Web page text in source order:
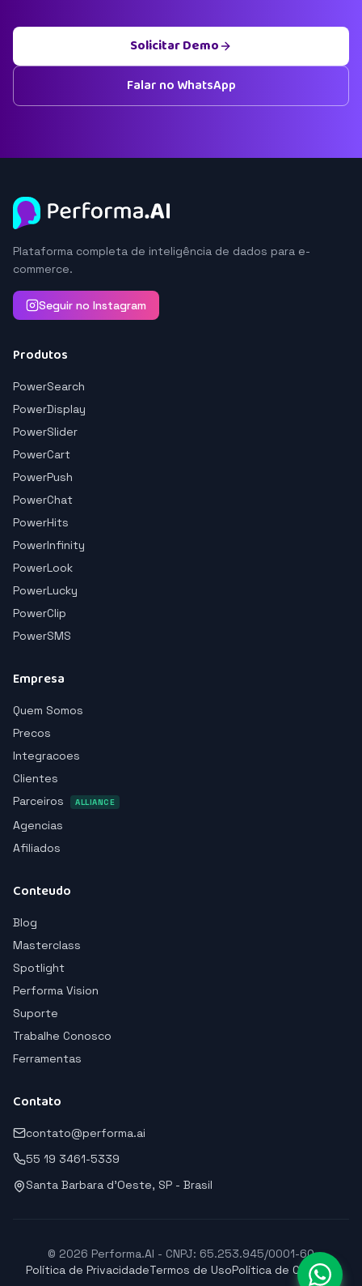
Solicitar Demo
Falar no WhatsApp
Plataforma completa de inteligência de dados para e-
commerce.
Seguir no Instagram
Produtos
PowerSearch
PowerDisplay
PowerSlider
PowerCart
PowerPush
PowerChat
PowerHits
PowerInfinity
PowerLook
PowerLucky
PowerClip
PowerSMS
Empresa
Quem Somos
Precos
Integracoes
Clientes
Parceiros
ALLIANCE
Agencias
Afiliados
Conteudo
Blog
Masterclass
Spotlight
Performa Vision
Suporte
Trabalhe Conosco
Ferramentas
Contato
contato@performa.ai
55 19 3461-5339
Santa Barbara d'Oeste, SP - Brasil
© 2026 Performa.AI - CNPJ: 65.253.945/0001-60
Política de PrivacidadeTermos de UsoPolítica de Cookies